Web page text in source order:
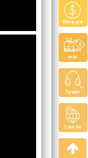
Bảng giá
Khuyến
mãi
Tư vấn
Liên hệ